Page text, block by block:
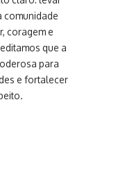
comunidade
coragem e
que a
para
e fortalecer